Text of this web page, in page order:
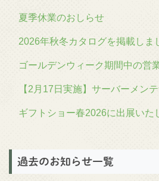
夏季休業のおしらせ
2026年秋冬カタログを掲載しま
ゴールデンウィーク期間中の営
【2月17日実施】サーバーメン
ギフトショー春2026に出展いた
過去のお知らせ一覧